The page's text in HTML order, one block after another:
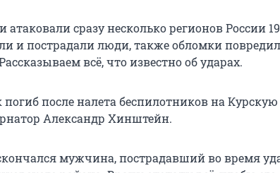
атаковали сразу несколько регионов России
и пострадали люди, также обломки
всё, что известно об ударах.
после налета беспилотников на Курскую
Александр Хинштейн.
мужчина, пострадавший во время